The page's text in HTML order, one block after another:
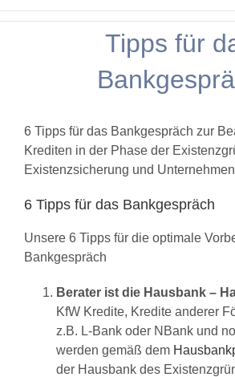
Tipps für
6 Tipps für das Bankgespräch zur
Krediten in der Phase der
Existenzsicherung und
6 Tipps für das Bankgespräch
Unsere 6 Tipps für die optimale
Bankgespräch
Berater ist die Hausbank –
KfW Kredite, Kredite anderer
z.B. L-Bank oder NBank und
werden gemäß dem
der Hausbank des